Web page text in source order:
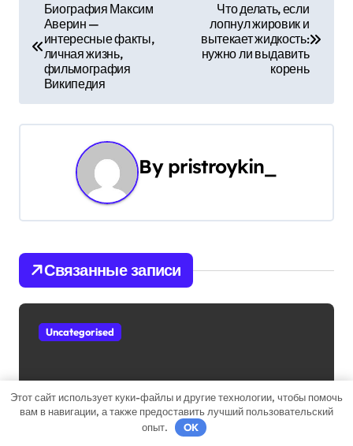
и
г
и
я
п
а
п
Биография Максим
Аверин —
интересные факты,
личная жизнь,
фильмография
Википедия
Что делать, если
лопнул жировик и
вытекает жидкость:
нужно ли выдавить
корень
By pristroykin_
Связанные записи
Uncategorised
Михаил Задорнов — талантливый
Этот сайт использует куки-файлы и другие технологии, чтобы помочь
вам в навигации, а также предоставить лучший пользовательский
опыт.
OK